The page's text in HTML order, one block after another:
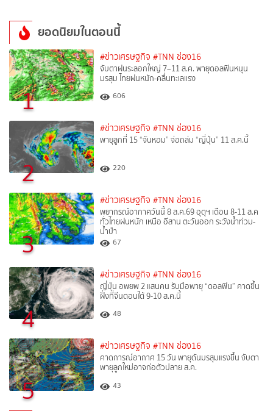
ยอดนิยมในตอนนี้
1
#ข่าวเศรษฐกิจ #TNN ช่อง16
จับตาฝนระลอกใหญ่ 7–11 ส.ค. พายุดอลฟินหนุน
มรสุม ไทยฝนหนัก-คลื่นทะเลแรง
606
2
#ข่าวเศรษฐกิจ #TNN ช่อง16
พายุลูกที่ 15 “จันหอม” จ่อถล่ม “ญี่ปุ่น” 11 ส.ค.นี้
220
3
#ข่าวเศรษฐกิจ #TNN ช่อง16
พยากรณ์อากาศวันนี้ 8 ส.ค.69 อุตุฯ เตือน 8-11 ส.ค
ทั่วไทยฝนหนัก เหนือ อีสาน ตะวันออก ระวังน้ำท่วม-
น้ำป่า
67
4
#ข่าวเศรษฐกิจ #TNN ช่อง16
ญี่ปุ่น อพยพ 2 แสนคน รับมือพายุ “ดอลฟิน” คาดขึ้น
ฝั่งที่จีนตอนใต้ 9-10 ส.ค.นี้
48
5
#ข่าวเศรษฐกิจ #TNN ช่อง16
คาดการณ์อากาศ 15 วัน พายุดันมรสุมแรงขึ้น จับตา
พายุลูกใหม่อาจก่อตัวปลาย ส.ค.
43